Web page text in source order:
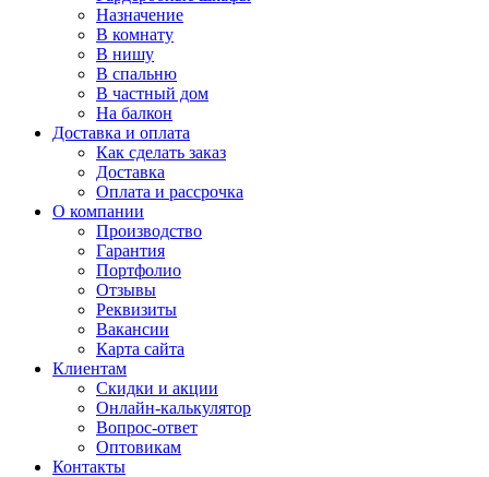
Назначение
В комнату
В нишу
В спальню
В частный дом
На балкон
Доставка и оплата
Как сделать заказ
Доставка
Оплата и рассрочка
О компании
Производство
Гарантия
Портфолио
Отзывы
Реквизиты
Вакансии
Карта сайта
Клиентам
Скидки и акции
Онлайн-калькулятор
Вопрос-ответ
Оптовикам
Контакты